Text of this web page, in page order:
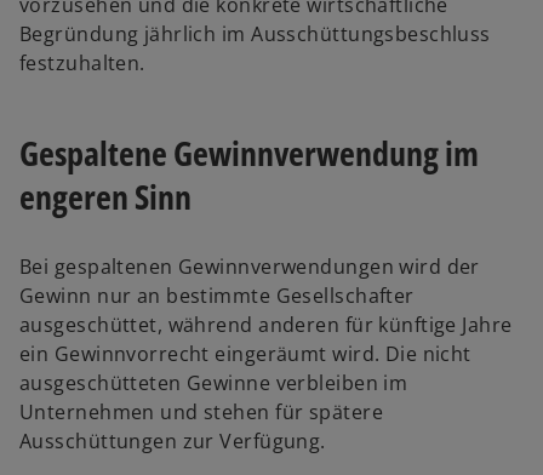
Begründung jährlich im Ausschüttungsbeschluss
festzuhalten.
Gespaltene Gewinnverwendung im
engeren Sinn
Bei gespaltenen Gewinnverwendungen wird der
Gewinn nur an bestimmte Gesellschafter
ausgeschüttet, während anderen für künftige Jahre
ein Gewinnvorrecht eingeräumt wird. Die nicht
ausgeschütteten Gewinne verbleiben im
Unternehmen und stehen für spätere
Ausschüttungen zur Verfügung.